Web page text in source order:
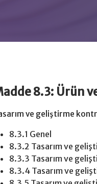
8.3: Ürün
ve geliştirme
8.3.1 Genel
8.3.2 Tasarım ve
8.3.3 Tasarım ve
8.3.4 Tasarım ve